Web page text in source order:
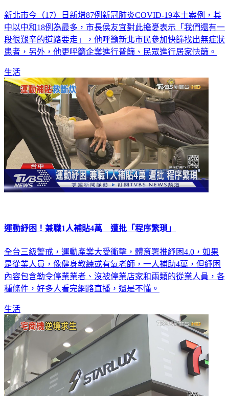
新北市今（17）日新增87例新冠肺炎COVID-19本土案例，其
中以中和18例為最多，市長侯友宜對此擔憂表示「我們還有一
段很艱辛的道路要走」，他呼籲新北市民參加快篩找出無症狀
患者，另外，他更呼籲企業進行普篩、民眾進行居家快篩。
生活
運動紓困！兼職1人補貼4萬 遭批「程序繁瑣」
全台三級警戒，運動產業大受衝擊，體育署推紓困4.0，如果
是從業人員，像健身教練或有氧老師，一人補助4萬，但紓困
內容包含勒令停業業者、沒被停業店家和兩類的從業人員，各
種條件，好多人看完網路直播，還是不懂。
生活